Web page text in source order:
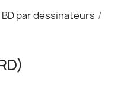
BD par dessinateurs